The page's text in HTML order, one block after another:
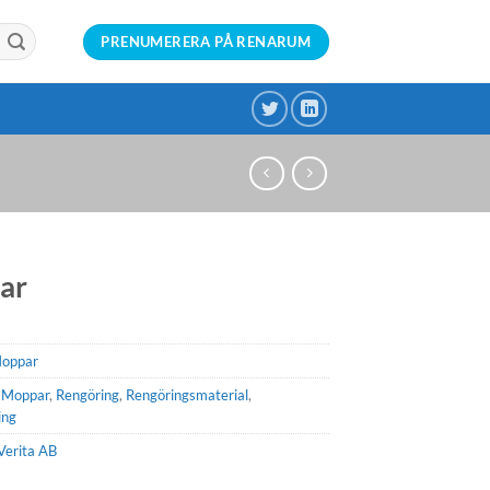
PRENUMERERA PÅ RENARUM
Moppar, Rengöring, Rengöringsmaterial,
AB